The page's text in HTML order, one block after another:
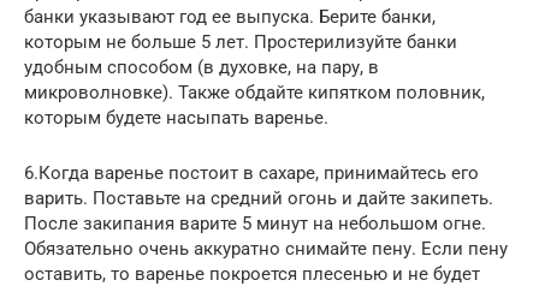
банки указывают год ее выпуска. Берите банки,
которым не больше 5 лет. Простерилизуйте банки
удобным способом (в духовке, на пару, в
микроволновке). Также обдайте кипятком половник,
которым будете насыпать варенье.
6.Когда варенье постоит в сахаре, принимайтесь его
варить. Поставьте на средний огонь и дайте закипеть.
После закипания варите 5 минут на небольшом огне.
Обязательно очень аккуратно снимайте пену. Если пену
оставить, то варенье покроется плесенью и не будет